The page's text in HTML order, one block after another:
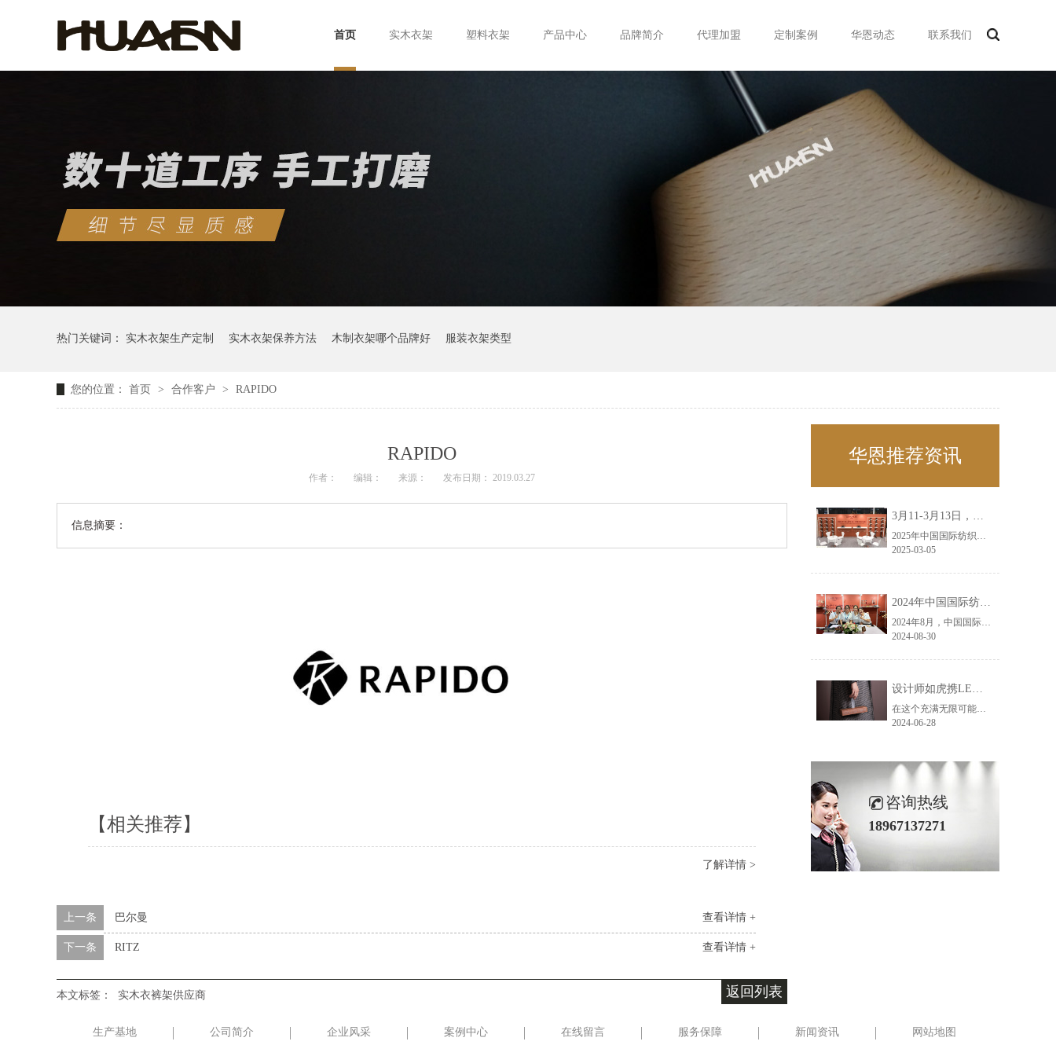
首页 实木衣架 塑料衣架 产品中心 品牌简介 代理加盟 定制案例 华恩动态 联系我们
热门关键词： 实木衣架生产定制 实木衣架保养方法 木制衣架哪个品牌好 服装衣架类型
您的位置： 首页 > 合作客户 > RAPIDO
RAPIDO
作者： 编辑： 来源： 发布日期： 2019.03.27
信息摘要：
【相关推荐】
了解详情 >
查看详情 +
上一条 巴尔曼
查看详情 +
下一条 RITZ
返回列表
本文标签： 实木衣裤架供应商
华恩推荐资讯
3月11-3月13日，华恩诚邀您共赴上海面辅料春夏展——华恩
2025年中国国际纺织面料及辅料（春夏）博览会即将盛大开启！感谢您对华恩品牌的关注！3.11-3.13，杭州华恩（LEMONLEE）诚邀您共赴这场春日的宴会！
2025-03-05
2024年中国国际纺织面料及辅料（秋冬）博览会完美收官！——华恩
2024年8月，中国国际纺织面料及辅料（秋冬）博览会完美收官！作为一家拥有30年历史的专业衣架制造商，我们非常荣幸能够参与这一盛会，并在此期间与众多客户进行了广泛而深入的交流。
2024-08-30
设计师如虎携LEMONLEE红雪松礼盒荣获第六届未来·已来香港新锐当代设计奖铜奖
在这个充满无限可能的2024年夏季，LEMONLEE品牌设计师如虎以其非凡的创意与对自然的深刻理解，精心打造的红雪松木球礼盒，在“2024未来·已来——第六届香港新锐当代设计奖”中摘得铜奖。这不仅是对设计师如虎原创设计能力的嘉奖，更是对LEMONLEE品牌的高度认可。
2024-06-28
咨询热线
18967137271
生产基地 公司简介 企业风采 案例中心 在线留言 服务保障 新闻资讯 网站地图